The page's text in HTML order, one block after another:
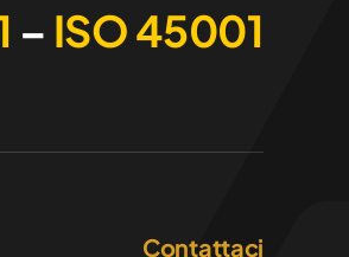
– ISO 45001
Contattaci